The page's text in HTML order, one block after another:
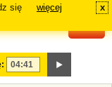
się
więcej x